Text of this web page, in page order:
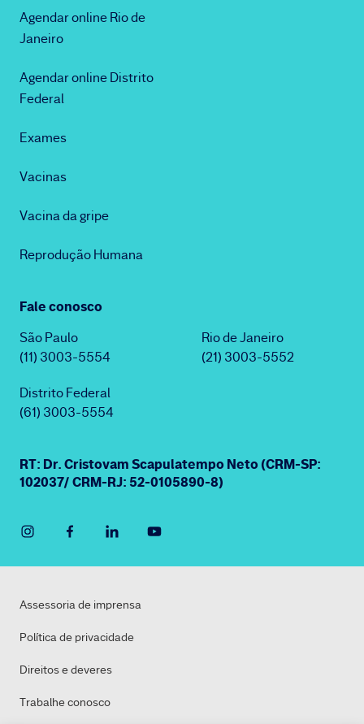
Agendar online Rio de
Janeiro
Agendar online Distrito
Federal
Exames
Vacinas
Vacina da gripe
Reprodução Humana
Fale conosco
São Paulo
(11) 3003-5554
Rio de Janeiro
(21) 3003-5552
Distrito Federal
(61) 3003-5554
RT: Dr. Cristovam Scapulatempo Neto (CRM-SP:
102037/ CRM-RJ: 52-0105890-8)
Assessoria de imprensa
Política de privacidade
Direitos e deveres
Trabalhe conosco